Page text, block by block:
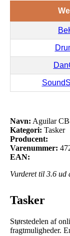
Navn: Aguilar
Kategori: Tasker
Producent:
Varenummer:
EAN:
Vurderet til 3.6 ud
Tasker
Størstedelen af
fragtmuligheder.